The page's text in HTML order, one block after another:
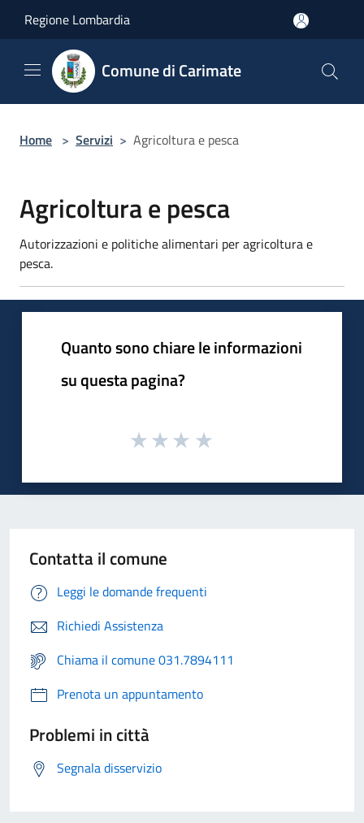
Regione Lombardia
Comune di Carimate
Home > Servizi > Agricoltura e pesca
Agricoltura e pesca
Autorizzazioni e politiche alimentari per agricoltura e
pesca.
Quanto sono chiare le informazioni
su questa pagina?
Contatta il comune
Leggi le domande frequenti
Richiedi Assistenza
Chiama il comune 031.7894111
Prenota un appuntamento
Problemi in città
Segnala disservizio